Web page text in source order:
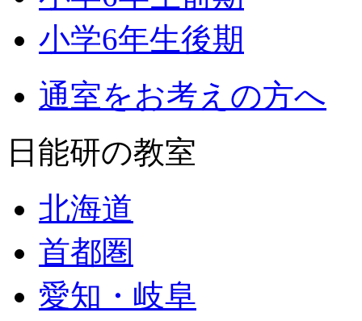
小学6年生後期
通室をお考えの方へ
日能研の教室
北海道
首都圏
愛知・岐阜